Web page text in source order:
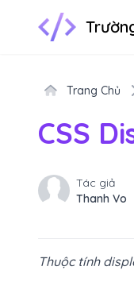
Trang Chủ
CSS
Tác giả
Thanh Vo
Thuộc tính